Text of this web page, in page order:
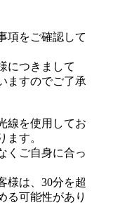
項をご確認して
につきまして
ますのでご了承
線を使用してお
ます。
くご自身に合っ
様は、30分を超
る可能性があり